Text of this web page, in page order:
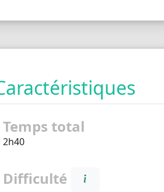
Temps total
2h40
Difficulté